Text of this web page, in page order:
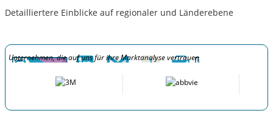
Detailliertere Einblicke auf regionaler und Länderebene
Unternehmen, die auf uns für ihre Marktanalyse vertrauen